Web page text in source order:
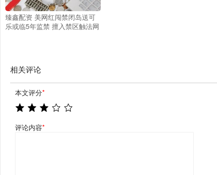
臻鑫配资 美网红闯禁闭岛送可
乐或临5年监禁 擅入禁区触法网
相关评论
本文评分*
评论内容*